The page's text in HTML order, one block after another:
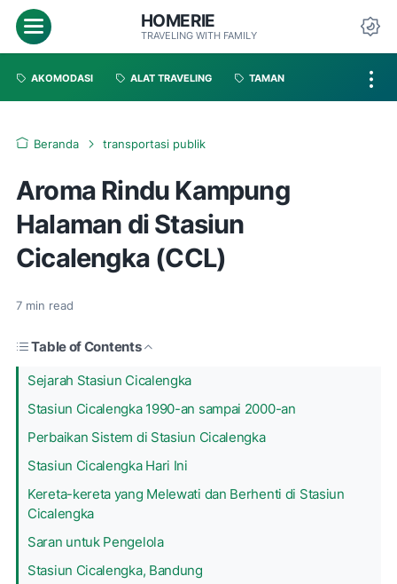
HOMERIE
TRAVELING WITH FAMILY
AKOMODASI ALAT TRAVELING TAMAN
Beranda transportasi publik
Aroma Rindu Kampung
Halaman di Stasiun
Cicalengka (CCL)
7 min read
Table of Contents
Sejarah Stasiun Cicalengka
Stasiun Cicalengka 1990-an sampai 2000-an
Perbaikan Sistem di Stasiun Cicalengka
Stasiun Cicalengka Hari Ini
Kereta-kereta yang Melewati dan Berhenti di Stasiun
Cicalengka
Saran untuk Pengelola
Stasiun Cicalengka, Bandung